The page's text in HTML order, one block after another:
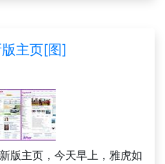
主页[图]
版主页，今天早上，雅虎如